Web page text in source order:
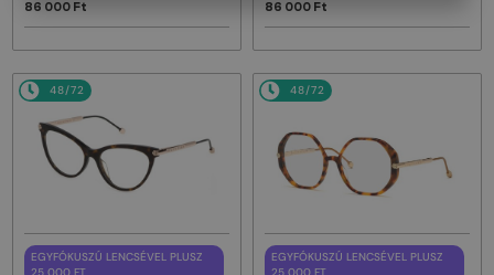
86 000 Ft 86 000 Ft
48/72
EGYFÓKUSZÚ LENCSÉVEL PLUSZ
48/72
EGYFÓKUSZÚ LENCSÉVEL PLUSZ